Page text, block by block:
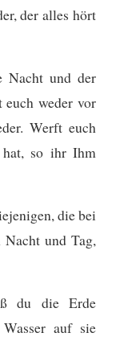
der alles hört
Nacht und der
weder vor
Werft euch
so ihr Ihm
die bei
und Tag,
du die Erde
auf sie